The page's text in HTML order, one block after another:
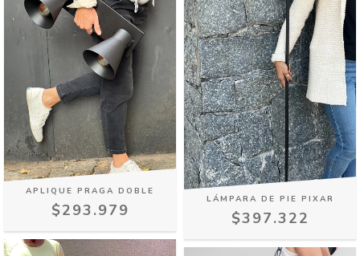
APLIQUE PRAGA DOBLE
$293.979
LÁMPARA DE PIE PIXAR
$397.322